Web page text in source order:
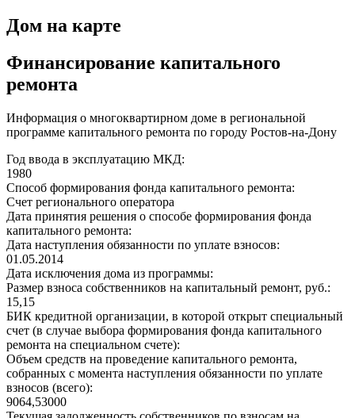
Дом на карте
Финансирование капитального
ремонта
Информация о многоквартирном доме в региональной
программе капитального ремонта по городу Ростов-на-Дону
Год ввода в эксплуатацию МКД:
1980
Способ формирования фонда капитального ремонта:
Счет регионального оператора
Дата принятия решения о способе формирования фонда
капитального ремонта:
Дата наступления обязанности по уплате взносов:
01.05.2014
Дата исключения дома из программы:
Размер взноса собственников на капитальный ремонт, руб.:
15,15
БИК кредитной организации, в которой открыт специальный
счет (в случае выбора формирования фонда капитального
ремонта на специальном счете):
Объем средств на проведение капитального ремонта,
собранных с момента наступления обязанности по уплате
взносов (всего):
9064,53000